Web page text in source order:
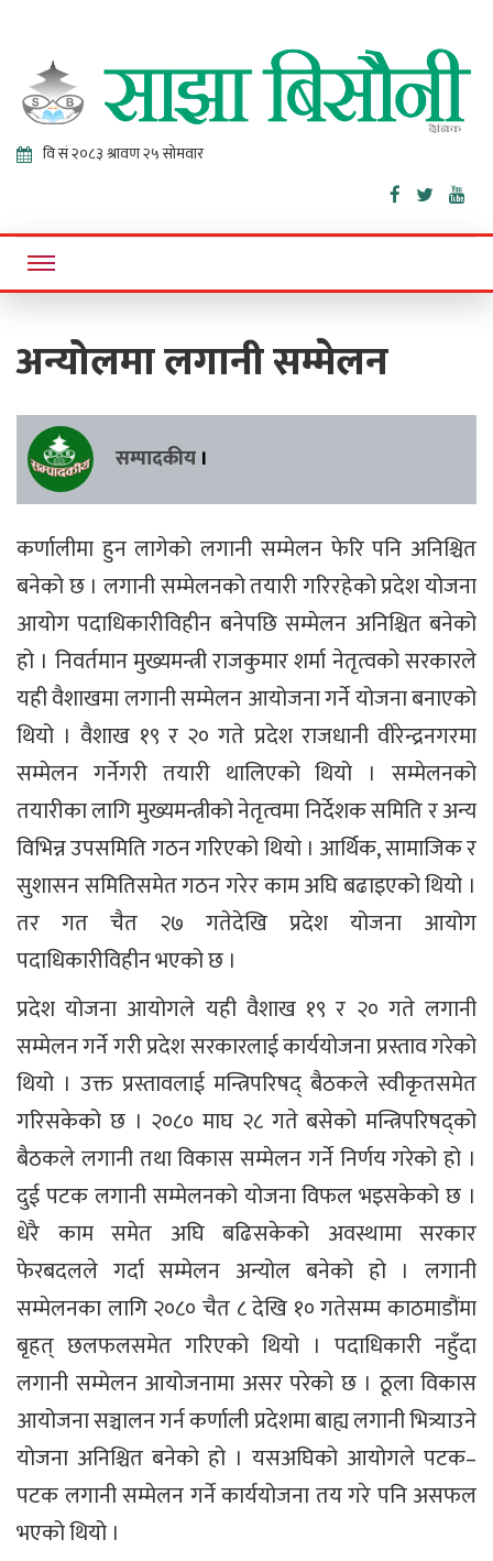
Sajha
Bisaunee
Online News Portal
अन्योलमा लगानी सम्मेलन
सम्पादकीय ।
कर्णालीमा हुन लागेको लगानी सम्मेलन फेरि पनि अनिश्चित
बनेको छ । लगानी सम्मेलनको तयारी गरिरहेको प्रदेश योजना
आयोग पदाधिकारीविहीन बनेपछि सम्मेलन अनिश्चित बनेको
हो । निवर्तमान मुख्यमन्त्री राजकुमार शर्मा नेतृत्वको सरकारले
यही वैशाखमा लगानी सम्मेलन आयोजना गर्ने योजना बनाएको
थियो । वैशाख १९ र २० गते प्रदेश राजधानी वीरेन्द्रनगरमा
सम्मेलन गर्नेगरी तयारी थालिएको थियो । सम्मेलनको
तयारीका लागि मुख्यमन्त्रीको नेतृत्वमा निर्देशक समिति र अन्य
विभिन्न उपसमिति गठन गरिएको थियो । आर्थिक, सामाजिक र
सुशासन समितिसमेत गठन गरेर काम अघि बढाइएको थियो ।
तर गत चैत २७ गतेदेखि प्रदेश योजना आयोग
पदाधिकारीविहीन भएको छ ।
प्रदेश योजना आयोगले यही वैशाख १९ र २० गते लगानी
सम्मेलन गर्ने गरी प्रदेश सरकारलाई कार्ययोजना प्रस्ताव गरेको
थियो । उक्त प्रस्तावलाई मन्त्रिपरिषद् बैठकले स्वीकृतसमेत
गरिसकेको छ । २०८० माघ २८ गते बसेको मन्त्रिपरिषद्को
बैठकले लगानी तथा विकास सम्मेलन गर्ने निर्णय गरेको हो ।
दुई पटक लगानी सम्मेलनको योजना विफल भइसकेको छ ।
धेरै काम समेत अघि बढिसकेको अवस्थामा सरकार
फेरबदलले गर्दा सम्मेलन अन्योल बनेको हो । लगानी
सम्मेलनका लागि २०८० चैत ८ देखि १० गतेसम्म काठमाडौंमा
बृहत् छलफलसमेत गरिएको थियो । पदाधिकारी नहुँदा
लगानी सम्मेलन आयोजनामा असर परेको छ । ठूला विकास
आयोजना सञ्चालन गर्न कर्णाली प्रदेशमा बाह्य लगानी भित्र्याउने
योजना अनिश्चित बनेको हो । यसअघिको आयोगले पटक–
पटक लगानी सम्मेलन गर्ने कार्ययोजना तय गरे पनि असफल
भएको थियो ।